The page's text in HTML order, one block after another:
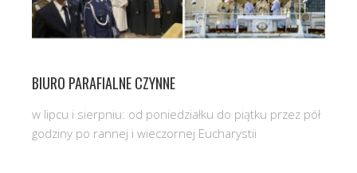
BIURO PARAFIALNE CZYNNE
w lipcu i sierpniu: od poniedziałku do piątku przez pół
godziny po rannej i wieczornej Eucharystii